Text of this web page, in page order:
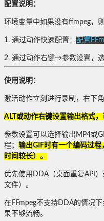
配置说明：
环境变量中如果没有ffmpeg，
1. 通过动作快速配置： 配置
2. 通过动作右键→参数设置，选
使用说明：
激活动作立刻进行录制，右下角
ALT或动作右键设置输出格式
参数设置可以选择输出MP4或
程； 输出GIF时有一个编码过
时间较长）。
优先使用DDA（桌面重复API
文件）。
在FFmpeg不支持DDA的情况
果不够流畅。